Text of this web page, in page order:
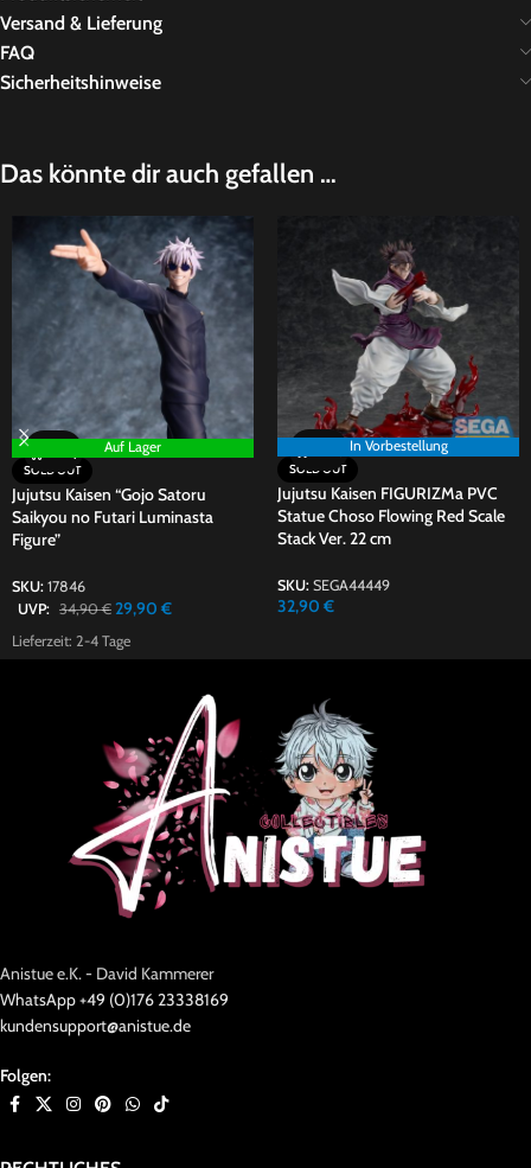
Versand & Lieferung
FAQ
Sicherheitshinweise
Das könnte dir auch gefallen …
Auf Lager
SOLD OUT
Jujutsu Kaisen “Gojo Satoru
Saikyou no Futari Luminasta
Figure”
SKU: 17846
UVP: 34,90€ 29,90 €
Lieferzeit: 2-4 Tage
In Vorbestellung
SOLD OUT
Jujutsu Kaisen FIGURIZMa PVC
Statue Choso Flowing Red Scale
Stack Ver. 22 cm
SKU: SEGA44449
32,90 €
Anistue e.K. - David Kammerer
WhatsApp +49 (0)176 23338169
kundensupport@anistue.de
Folgen: